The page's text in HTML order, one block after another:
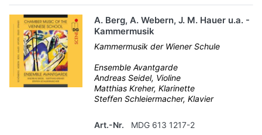
A. Berg, A. Webern, J. M. Hauer u.a. -
Kammermusik
Kammermusik der Wiener Schule
Ensemble Avantgarde
Andreas Seidel, Violine
Matthias Kreher, Klarinette
Steffen Schleiermacher, Klavier
Art.-Nr. MDG 613 1217-2